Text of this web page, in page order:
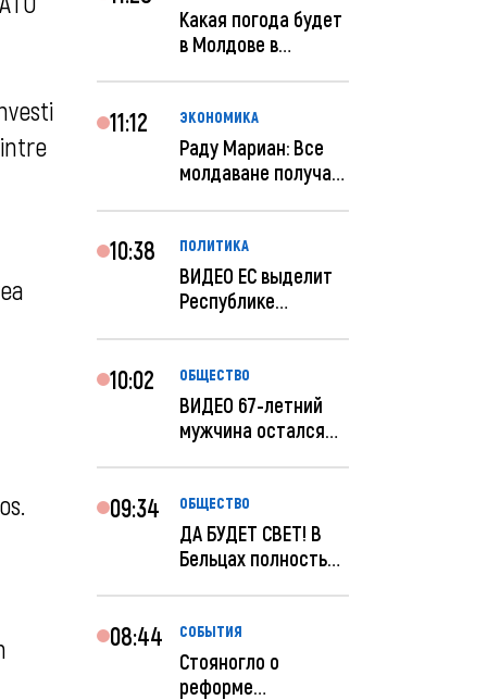
Какая погода будет
в Молдове в
11:12 ЭКОНОМИКА
Раду Мариан: Все
молдаване получат
10:38 ПОЛИТИКА
ВИДЕО ЕС выделит
Республике
10:02 ОБЩЕСТВО
ВИДЕО 67-летний
мужчина остался
09:34 ОБЩЕСТВО
ДА БУДЕТ СВЕТ! В
Бельцах полностью
08:44 СОБЫТИЯ
Стояногло о
реформе